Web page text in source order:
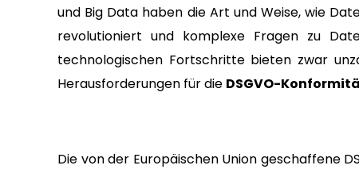
und Big Data haben die Art und Weise, wie
revolutioniert und komplexe Fragen zu
technologischen Fortschritte bieten zwar
Herausforderungen für die DSGVO-
Die von der Europäischen Union geschaffene